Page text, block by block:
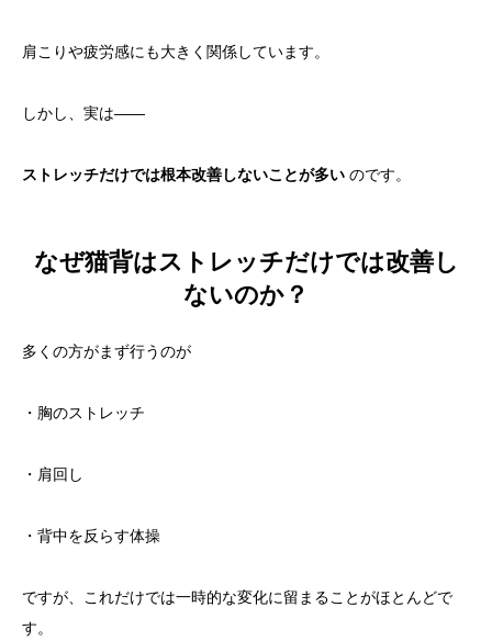
肩こりや疲労感にも大きく関係しています。
しかし、実は——
ストレッチだけでは根本改善しないことが多い のです。
なぜ猫背はストレッチだけでは改善し
ないのか？
多くの方がまず行うのが
・胸のストレッチ
・肩回し
・背中を反らす体操
ですが、これだけでは一時的な変化に留まることがほとんどで
す。